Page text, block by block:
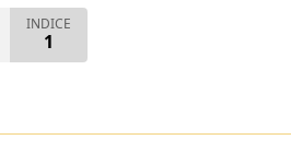
INDICE
1